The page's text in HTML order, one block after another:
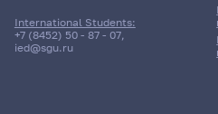
International Students:
+7 (8452) 50 - 87 - 07,
ied@sgu.ru